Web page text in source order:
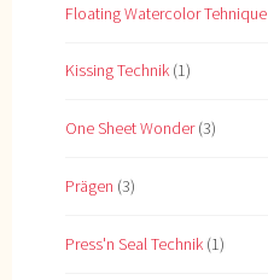
Floating Watercolor Tehnique
Kissing Technik (1)
One Sheet Wonder(3)
Prägen (3)
Press'n Seal Technik (1)